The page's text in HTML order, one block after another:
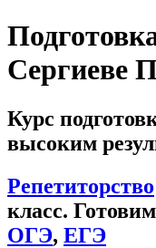
Сергиеве
Курс
высоким
Репетиторство
класс.
ОГЭ, ЕГЭ